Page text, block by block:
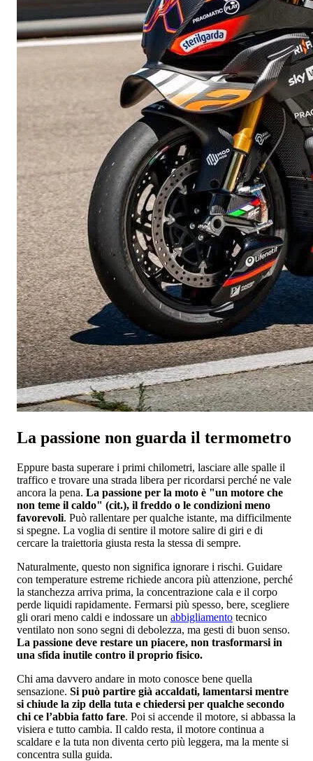
La passione non guarda il termometro
Eppure basta superare i primi chilometri, lasciare alle spalle il
traffico e trovare una strada libera per ricordarsi perché ne vale
ancora la pena. La passione per la moto è "un motore che
non teme il caldo" (cit.), il freddo o le condizioni meno
favorevoli. Può rallentare per qualche istante, ma difficilmente
si spegne. La voglia di sentire il motore salire di giri e di
cercare la traiettoria giusta resta la stessa di sempre.
Naturalmente, questo non significa ignorare i rischi. Guidare
con temperature estreme richiede ancora più attenzione, perché
la stanchezza arriva prima, la concentrazione cala e il corpo
perde liquidi rapidamente. Fermarsi più spesso, bere, scegliere
gli orari meno caldi e indossare un abbigliamento tecnico
ventilato non sono segni di debolezza, ma gesti di buon senso.
La passione deve restare un piacere, non trasformarsi in
una sfida inutile contro il proprio fisico.
Chi ama davvero andare in moto conosce bene quella
sensazione. Si può partire già accaldati, lamentarsi mentre
si chiude la zip della tuta e chiedersi per qualche secondo
chi ce l’abbia fatto fare. Poi si accende il motore, si abbassa la
visiera e tutto cambia. Il caldo resta, il motore continua a
scaldare e la tuta non diventa certo più leggera, ma la mente si
concentra sulla guida.